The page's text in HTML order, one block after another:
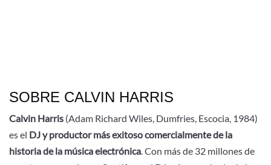
SOBRE CALVIN HARRIS
Calvin Harris (Adam Richard Wiles, Dumfries, Escocia, 1984)
es el DJ y productor más exitoso comercialmente de la
historia de la música electrónica. Con más de 32 millones de